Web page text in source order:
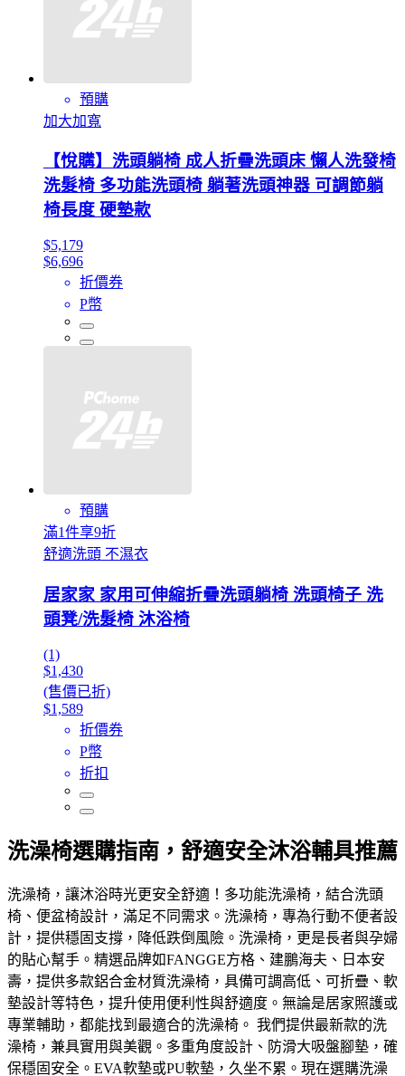
預購
加大加寬
【悅購】洗頭躺椅 成人折疊洗頭床 懶人洗發椅
洗髮椅 多功能洗頭椅 躺著洗頭神器 可調節躺
椅長度 硬墊款
$5,179
$6,696
折價券
P幣
預購
滿1件享9折
舒適洗頭 不濕衣
居家家 家用可伸縮折疊洗頭躺椅 洗頭椅子 洗
頭凳/洗髮椅 沐浴椅
(1)
$1,430
(售價已折)
$1,589
折價券
P幣
折扣
洗澡椅選購指南，舒適安全沐浴輔具推薦
洗澡椅，讓沐浴時光更安全舒適！多功能洗澡椅，結合洗頭
椅、便盆椅設計，滿足不同需求。洗澡椅，專為行動不便者設
計，提供穩固支撐，降低跌倒風險。洗澡椅，更是長者與孕婦
的貼心幫手。精選品牌如FANGGE方格、建鵬海夫、日本安
壽，提供多款鋁合金材質洗澡椅，具備可調高低、可折疊、軟
墊設計等特色，提升使用便利性與舒適度。無論是居家照護或
專業輔助，都能找到最適合的洗澡椅。 我們提供最新款的洗
澡椅，兼具實用與美觀。多重角度設計、防滑大吸盤腳墊，確
保穩固安全。EVA軟墊或PU軟墊，久坐不累。現在選購洗澡